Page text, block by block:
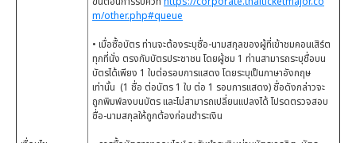
m/other.php#queue
• เมื่อซื้อบัตร ท่านจะต้องระบุชื่อ-นามสกุลของผู้ที่เข้าชมคอนเสิร์ต
ทุกที่นั่ง ตรงกับบัตรประชาชน โดยผู้ชม 1 ท่านสามารถระบุชื่อบน
บัตรได้เพียง 1 ใบต่อรอบการแสดง โดยระบุเป็นภาษาอังกฤษ
เท่านั้น (1 ชื่อ ต่อบัตร 1 ใบ ต่อ 1 รอบการแสดง) ชื่อดังกล่าวจะ
ถูกพิมพ์ลงบนบัตร และไม่สามารถเปลี่ยนแปลงได้ โปรดตรวจสอบ
ชื่อ-นามสกุลให้ถูกต้องก่อนชำระเงิน